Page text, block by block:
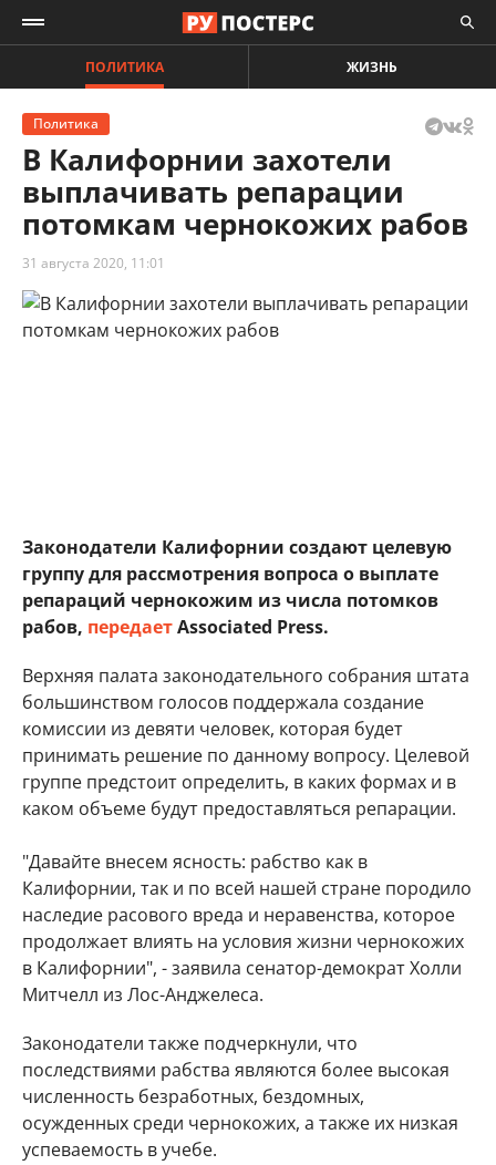
ПОЛИТИКА ЖИЗНЬ
Политика
В Калифорнии захотели
выплачивать репарации
потомкам чернокожих рабов
31 августа 2020, 11:01
Законодатели Калифорнии создают целевую
группу для рассмотрения вопроса о выплате
репараций чернокожим из числа потомков
рабов, передаетAssociated Press.
Верхняя палата законодательного собрания штата
большинством голосов поддержала создание
комиссии из девяти человек, которая будет
принимать решение по данному вопросу. Целевой
группе предстоит определить, в каких формах и в
каком объеме будут предоставляться репарации.
"Давайте внесем ясность: рабство как в
Калифорнии, так и по всей нашей стране породило
наследие расового вреда и неравенства, которое
продолжает влиять на условия жизни чернокожих
в Калифорнии", - заявила сенатор-демократ Холли
Митчелл из Лос-Анджелеса.
Законодатели также подчеркнули, что
последствиями рабства являются более высокая
численность безработных, бездомных,
осужденных среди чернокожих, а также их низкая
успеваемость в учебе.